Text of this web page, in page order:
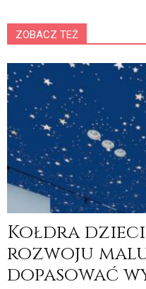
ZOBACZ TEŻ
Kołdra
rozwoju
dopasować